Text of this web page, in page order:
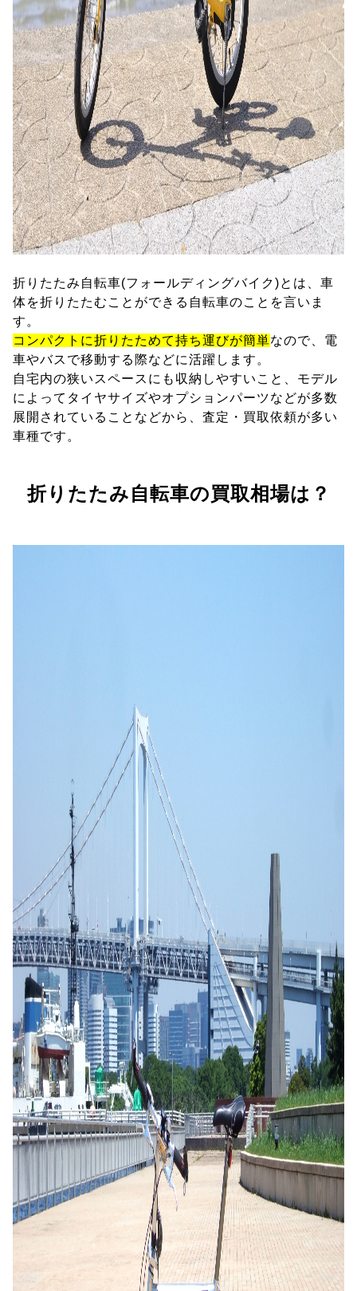
折りたたみ自転車(フォールディングバイク)とは、車
体を折りたたむことができる自転車のことを言いま
す。
コンパクトに折りたためて持ち運びが簡単なので、電
車やバスで移動する際などに活躍します。
自宅内の狭いスペースにも収納しやすいこと、モデル
によってタイヤサイズやオプションパーツなどが多数
展開されていることなどから、査定・買取依頼が多い
車種です。
折りたたみ自転車の買取相場は？